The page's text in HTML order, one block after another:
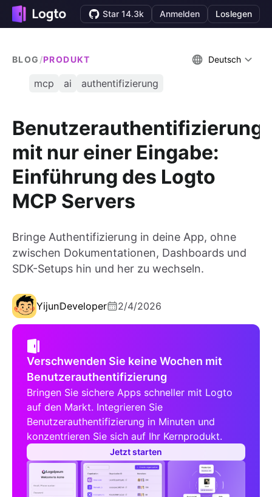
Star 14.3k Anmelden Loslegen
BLOG /PRODUKT Deutsch
mcp ai authentifizierung
Benutzerauthentifizierung
mit nur einer Eingabe:
Einführung des Logto
MCP Servers
Bringe Authentifizierung in deine App, ohne
zwischen Dokumentationen, Dashboards und
SDK-Setups hin und her zu wechseln.
YijunDeveloper 2/4/2026
Verschwenden Sie keine Wochen mit
Benutzerauthentifizierung
Bringen Sie sichere Apps schneller mit Logto
auf den Markt. Integrieren Sie
Benutzerauthentifizierung in Minuten und
konzentrieren Sie sich auf Ihr Kernprodukt.
Jetzt starten